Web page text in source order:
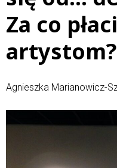
Za co
artystom?
Agnieszka Marianowicz-